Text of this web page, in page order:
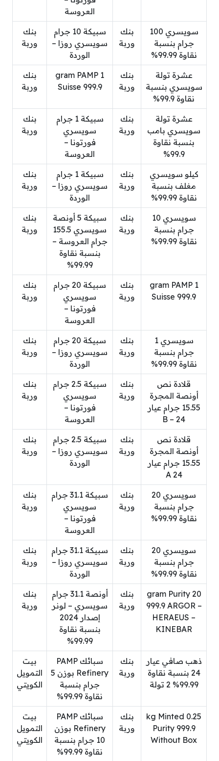
العروسة
سويسري 100
جرام بنسبة
نقاوة 99.99%
بنك
وربة
سبيكة 10 جرام
سويسري روزا –
الوردة
بنك
وربة
عشرة تولة
سويسري بنسبة
نقاوة 99.9%
بنك
وربة
1 gram PAMP
Suisse 999.9
بنك
وربة
عشرة تولة
سويسري بامب
بنسبة نقاوة
99.9%
بنك
وربة
سبيكة 1 جرام
سويسري
فورتونا –
العروسة
بنك
وربة
كيلو سويسري
مغلف بنسبة
نقاوة 99.99%
بنك
وربة
سبيكة 1 جرام
سويسري روزا –
الوردة
بنك
وربة
سويسري 10
جرام بنسبة
نقاوة 99.99%
بنك
وربة
سبيكة 5 أونصة
سويسري 155.5
جرام العروسة –
بنسبة نقاوة
99.99%
بنك
وربة
1 gram PAMP
Suisse 999.9
بنك
وربة
سبيكة 20 جرام
سويسري
فورتونا –
العروسة
بنك
وربة
سويسري 1
جرام بنسبة
نقاوة 99.99%
بنك
وربة
سبيكة 20 جرام
سويسري روزا –
الوردة
بنك
وربة
قلادة نص
أونصة المجرة
15.55 جرام عيار
24 – B
بنك
وربة
سبيكة 2.5 جرام
سويسري
فورتونا –
العروسة
بنك
وربة
قلادة نص
أونصة المجرة
15.55 جرام عيار
24 A
بنك
وربة
سبيكة 2.5 جرام
سويسري روزا –
الوردة
بنك
وربة
سويسري 20
جرام بنسبة
نقاوة 99.99%
بنك
وربة
سبيكة 31.1 جرام
سويسري
فورتونا –
العروسة
بنك
وربة
سويسري 20
جرام بنسبة
نقاوة 99.99%
بنك
وربة
سبيكة 31.1 جرام
سويسري روزا –
الوردة
بنك
وربة
20 gram Purity
999.9 ARGOR –
HERAEUS –
KINEBAR
بنك
وربة
أونصة 31.1 جرام
سويسري – لونر
إصدار 2024
بنسبة نقاوة
99.99%
بنك
وربة
ذهب صافي عيار
24 بنسبة نقاوة
99.99% 2 تولة
بنك
وربة
سبائك PAMP
Refinery بوزن 5
جرام بنسبة
نقاوة 99.99%
بيت
التمويل
الكويتي
0.25 kg Minted
Purity 999.9
Without Box
بنك
وربة
سبائك PAMP
Refinery بوزن
10 جرام بنسبة
نقاوة 99.99%
بيت
التمويل
الكويتي